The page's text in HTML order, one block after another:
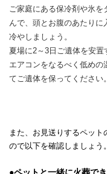
ご家庭にある保冷剤や氷を
んで、頭とお腹のあたりに
冷やしましょう。
夏場に2～3日ご遺体を安置
エアコンをなるべく低めの
てご遺体を保ってください。
また、お見送りするペッ
ので以下を確認しましょう。